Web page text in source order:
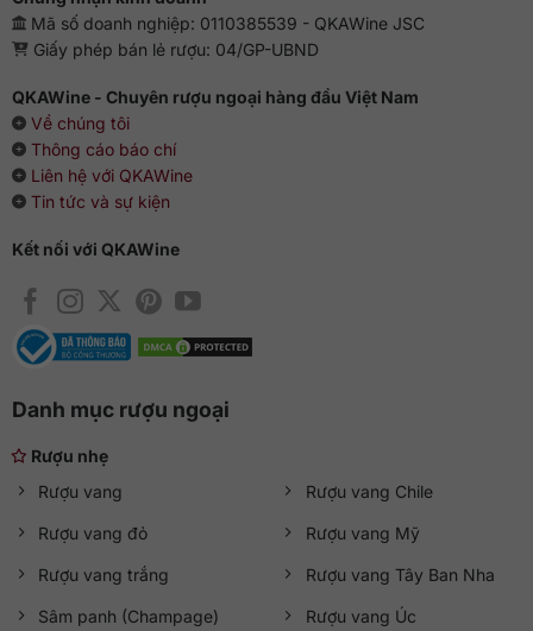
Mã số doanh nghiệp: 0110385539 - QKAWine JSC
Giấy phép bán lẻ rượu: 04/GP-UBND
QKAWine - Chuyên rượu ngoại hàng đầu Việt Nam
Về chúng tôi
Thông cáo báo chí
Liên hệ với QKAWine
Tin tức và sự kiện
Kết nối với QKAWine
Danh mục rượu ngoại
Rượu nhẹ
Rượu vang
Rượu vang đỏ
Rượu vang trắng
Sâm panh (Champage)
Rượu vang Chile
Rượu vang Mỹ
Rượu vang Tây Ban Nha
Rượu vang Úc